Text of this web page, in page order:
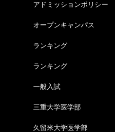
アドミッションポリシー
オープンキャンパス
ランキング
ランキング
一般入試
三重大学医学部
久留米大学医学部